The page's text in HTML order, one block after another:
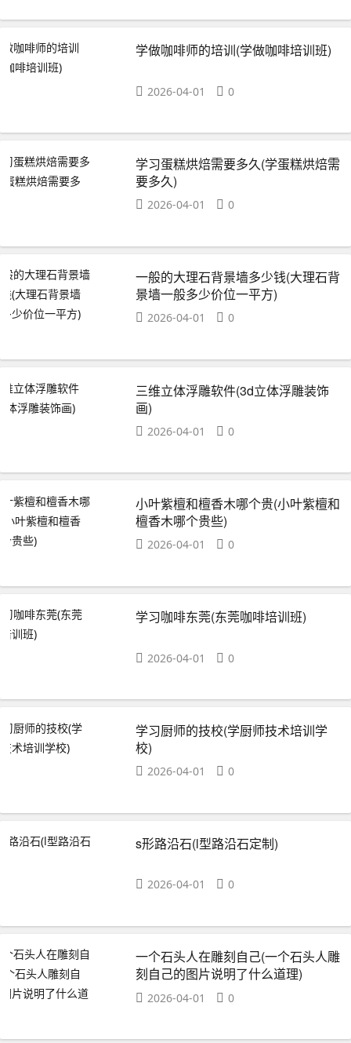
学做咖啡师的培训(学做咖啡培训班)
2026-04-01 0
学习蛋糕烘焙需要多久(学蛋糕烘焙需
要多久)
2026-04-01 0
一般的大理石背景墙多少钱(大理石背
景墙一般多少价位一平方)
2026-04-01 0
三维立体浮雕软件(3d立体浮雕装饰
画)
2026-04-01 0
小叶紫檀和檀香木哪个贵(小叶紫檀和
檀香木哪个贵些)
2026-04-01 0
学习咖啡东莞(东莞咖啡培训班)
2026-04-01 0
学习厨师的技校(学厨师技术培训学
校)
2026-04-01 0
s形路沿石(l型路沿石定制)
2026-04-01 0
一个石头人在雕刻自己(一个石头人雕
刻自己的图片说明了什么道理)
2026-04-01 0